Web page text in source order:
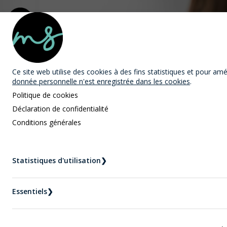
MAST Avocats
Accueil
Nouvelles
Ce site web utilise des cookies à des fins statistiques et pour
donnée personnelle n'est enregistrée dans les cookies.
Politique de cookies
Déclaration de confidentialité
Conditions générales
Statistiques d'utilisation❯
Essentiels❯